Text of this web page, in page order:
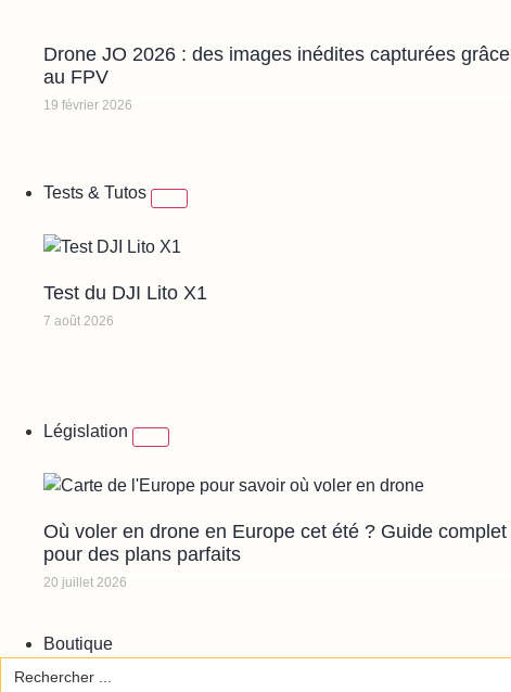
Drone JO 2026 : des images inédites capturées grâce
au FPV
19 février 2026
Tests & Tutos
Test du DJI Lito X1
7 août 2026
Législation
Où voler en drone en Europe cet été ? Guide complet
pour des plans parfaits
20 juillet 2026
Boutique
Search
for: